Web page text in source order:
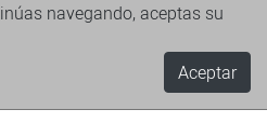
navegando, aceptas su
Aceptar